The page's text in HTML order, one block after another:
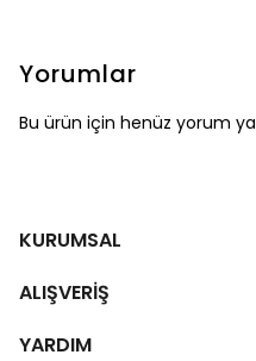
Yorumlar
Bu ürün için henüz yorum
KURUMSAL
ALIŞVERİŞ
YARDIM